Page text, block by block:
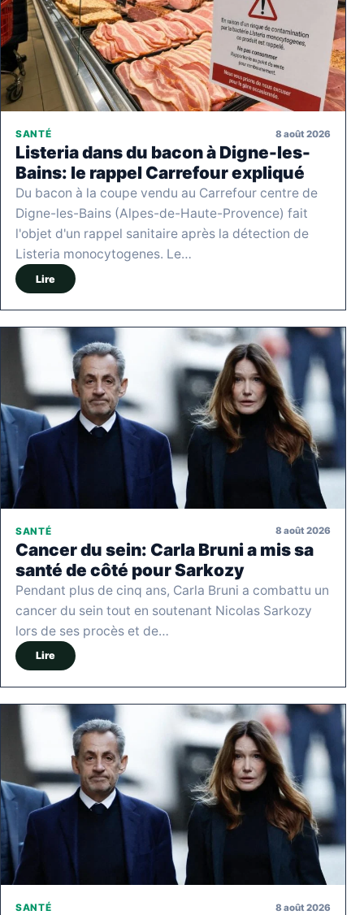
SANTÉ 8 août 2026
Listeria dans du bacon à Digne-les-
Bains: le rappel Carrefour expliqué
Du bacon à la coupe vendu au Carrefour centre de
Digne-les-Bains (Alpes-de-Haute-Provence) fait
l'objet d'un rappel sanitaire après la détection de
Listeria monocytogenes. Le…
Lire
SANTÉ 8 août 2026
Cancer du sein: Carla Bruni a mis sa
santé de côté pour Sarkozy
Pendant plus de cinq ans, Carla Bruni a combattu un
cancer du sein tout en soutenant Nicolas Sarkozy
lors de ses procès et de…
Lire
SANTÉ 8 août 2026